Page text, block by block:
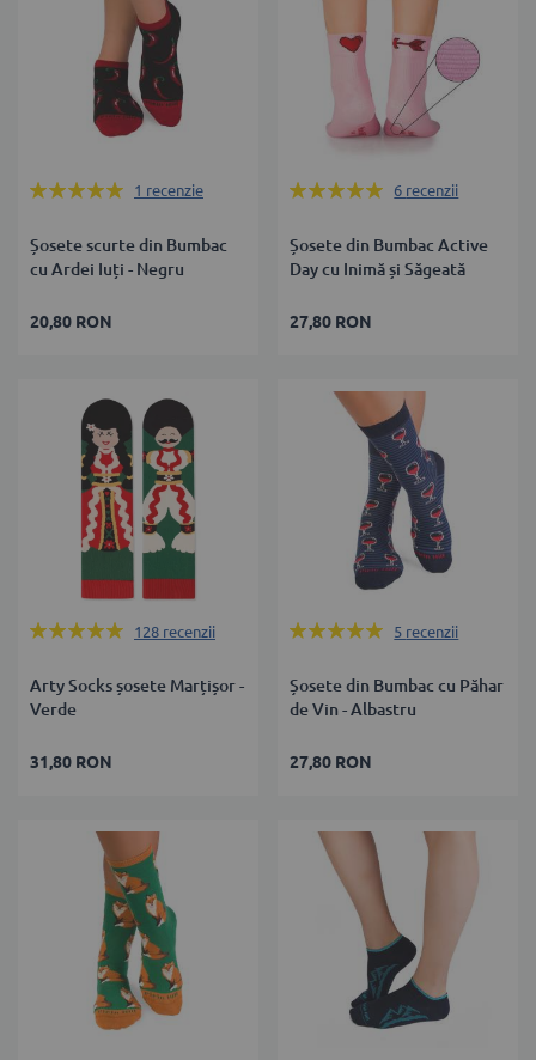
Rating:
1 recenzie
Șosete scurte din Bumbac
cu Ardei Iuți - Negru
20,80 RON
Rating:
6 recenzii
Șosete din Bumbac Active
Day cu Inimă și Săgeată
27,80 RON
Rating:
128 recenzii
Arty Socks șosete Marțișor -
Verde
31,80 RON
Rating:
5 recenzii
Șosete din Bumbac cu Păhar
de Vin - Albastru
27,80 RON